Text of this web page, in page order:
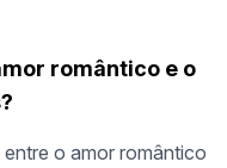
romântico e o
o amor romântico